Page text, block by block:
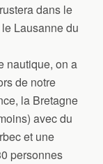
dans le
Lausanne du
nautique, on a
de notre
la Bretagne
avec du
et une
personnes